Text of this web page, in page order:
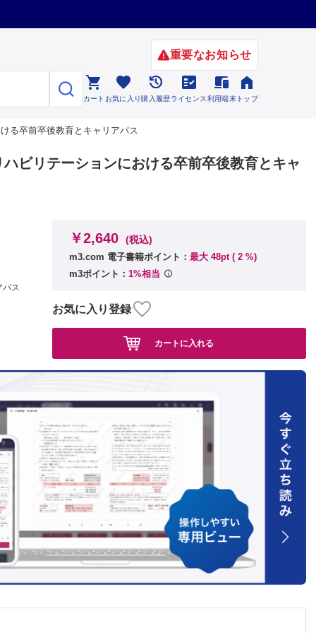
重要なお知らせ

カート

お気に入り

購入履歴

ライセンス

利用端末

トップ
る卒前卒後教育とキャリアパス
リテーションにおける卒前卒後教育とキャ
パス
信
イド
則）
復期
ドサ
￥2,640 (税込)
m3.com 電子書籍ポイント： 最大 48pt ( 2 %)
m3ポイント： 1%相当
お気に入り登録
カートに入れる